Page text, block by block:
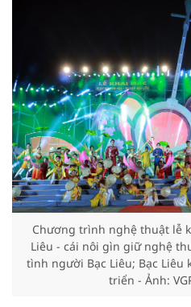
Chương trình nghệ thuật lễ
Liêu - cái nôi gìn giữ nghệ
tình người Bạc Liêu; Bạc Liêu
triển - Ảnh: